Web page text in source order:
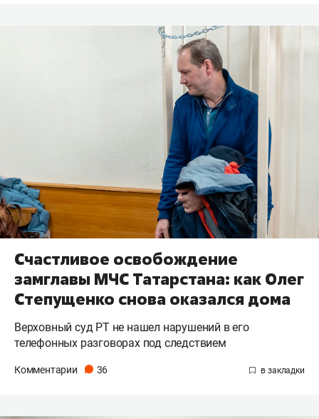
Счастливое освобождение
замглавы МЧС Татарстана: как Олег
Степущенко снова оказался дома
Верховный суд РТ не нашел нарушений в его
телефонных разговорах под следствием
Комментарии 36